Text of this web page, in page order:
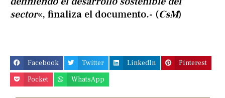
sector«, finaliza el documento.- (CsM)
Facebook Twitter LinkedIn
Pinterest
Pocket
WhatsApp